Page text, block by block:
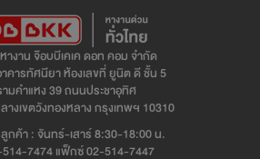
งาน จ๊อบบีเคเค ดอท คอม จำกัด
าคารทัศนียา ห้องเลขที่ ยูนิต ดี ชั้น 5
มคำแหง 39 ถนนประชาอุทิศ
างเขตวังทองหลาง กรุงเทพฯ 10310
กค้า : จันทร์-เสาร์ 8:30-18:00 น.
514-7474 แฟ็กซ์ 02-514-7447